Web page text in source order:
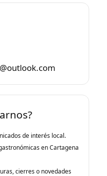
de interés local.
en Cartagena
cierres o novedades